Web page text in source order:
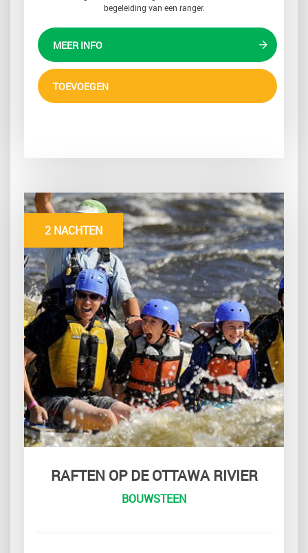
begeleiding van een ranger.
MEER INFO
TOEVOEGEN
2 NACHTEN
RAFTEN OP DE OTTAWA RIVIER
BOUWSTEEN